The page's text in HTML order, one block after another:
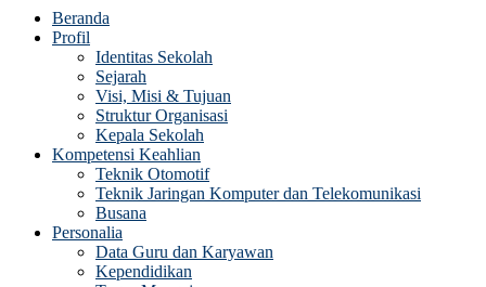
Beranda
Profil
Identitas Sekolah
Sejarah
Visi, Misi & Tujuan
Struktur Organisasi
Kepala Sekolah
Kompetensi Keahlian
Teknik Otomotif
Teknik Jaringan Komputer dan Telekomunikasi
Busana
Personalia
Data Guru dan Karyawan
Kependidikan